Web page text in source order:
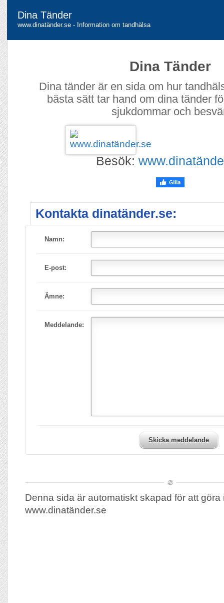
Dina Tänder
www.dinatänder.se - Information om tandhälsa
Dina Tänder
Dina tänder är en sida om hur
bästa sätt tar hand om dina tänder
sjukdommar och
Besök:
Kontakta dinatänder.se:
Namn:
E-post:
Ämne:
Meddelande:
Skicka meddelande
Denna sida är automatiskt skapad för att göra
www.dinatänder.se